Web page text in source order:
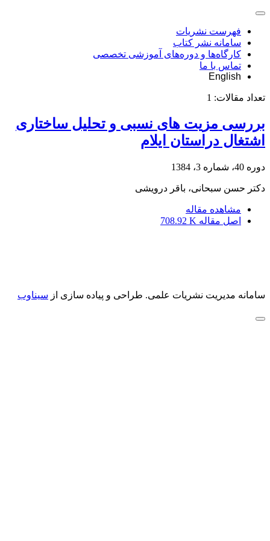
فهرست نشریات
سامانه نشر کتاب
کارگاه‌ها و دوره‌های آموزشی تخصصی
تماس با ما
English
تعداد مقالات: 1
بررسی مزیت های نسبی و تحلیل ساختاری
اشتغال دراستان ایلام
دوره 40، شماره 3، 1384
دکتر حسن سبحانی، باقر درویشی
مشاهده مقاله
اصل مقاله 708.92 K
سامانه مدیریت نشریات علمی. طراحی و پیاده سازی از سیناوب